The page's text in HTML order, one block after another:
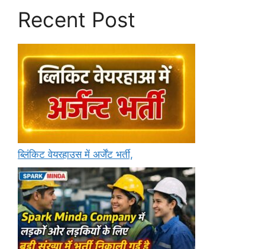
Recent Post
ब्लिंकिट वेयरहाउस में अर्जेंट भर्ती,